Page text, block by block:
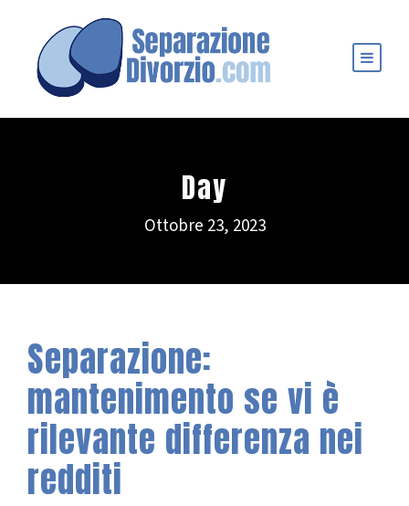
Day
Ottobre 23, 2023
Separazione:
mantenimento se vi è
rilevante differenza nei
redditi